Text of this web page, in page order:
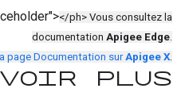
</ph> Vous consultez la
documentation Apigee Edge.
page Documentation surApigee X.
plus